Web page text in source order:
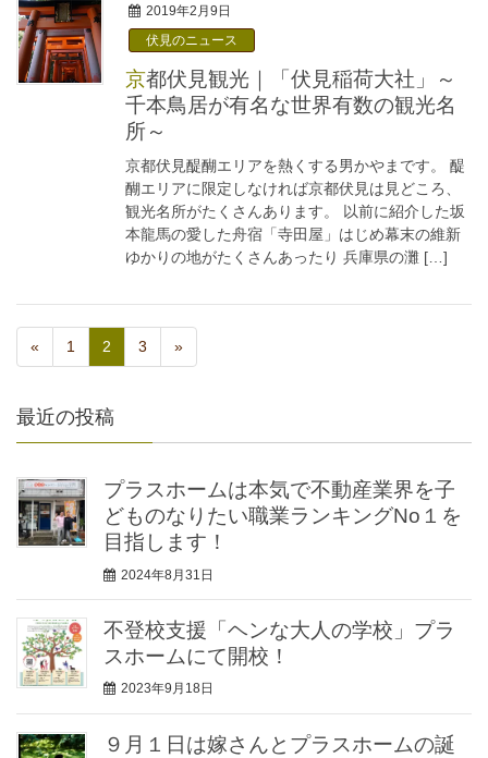
2019年2月9日
伏見のニュース
京都伏見観光｜「伏見稲荷大社」～
千本鳥居が有名な世界有数の観光名
所～
京都伏見醍醐エリアを熱くする男かやまです。 醍
醐エリアに限定しなければ京都伏見は見どころ、
観光名所がたくさんあります。 以前に紹介した坂
本龍馬の愛した舟宿「寺田屋」はじめ幕末の維新
ゆかりの地がたくさんあったり 兵庫県の灘 […]
« 1 2 3 »
最近の投稿
プラスホームは本気で不動産業界を子
どものなりたい職業ランキングNo１を
目指します！
2024年8月31日
不登校支援「ヘンな大人の学校」プラ
スホームにて開校！
2023年9月18日
９月１日は嫁さんとプラスホームの誕